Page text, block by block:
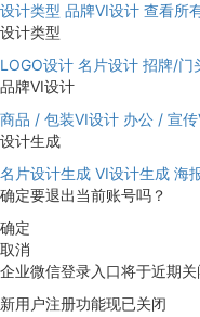
设计类型 品牌VI设计 查看所
设计类型
LOGO设计 名片设计 招牌/门
品牌VI设计
商品 / 包装VI设计 办公 / 宣
设计生成
名片设计生成 VI设计生成 海
确定要退出当前账号吗？
确定
取消
企业微信登录入口将于近期关
新用户注册功能现已关闭